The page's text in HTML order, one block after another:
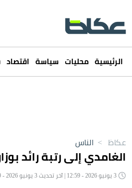
الرئيسية محليات سياسة اقتصاد
عكاظ > الناس
الغامدي إلى رتبة رائد